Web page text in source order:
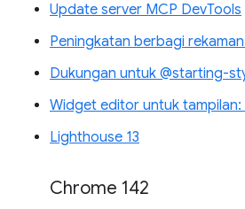
Update server MCP DevTools
Peningkatan berbagi
Dukungan untuk @starting-
Widget editor untuk tampilan:
Lighthouse 13
Chrome 142